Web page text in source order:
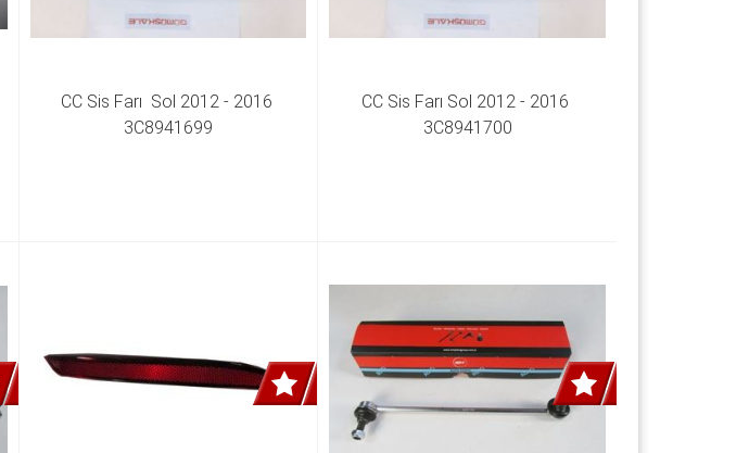
CC Sis Farı  Sol 2012 - 2016
3C8941699
CC Sis Farı Sol 2012 - 2016
3C8941700